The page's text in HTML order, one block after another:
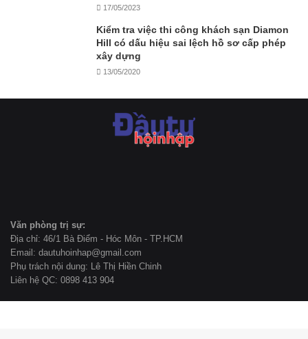
17/05/2023
Kiểm tra việc thi công khách sạn Diamon
Hill có dấu hiệu sai lệch hồ sơ cấp phép
xây dựng
13/05/2020
Văn phòng trị sự:
Địa chỉ: 46/1 Bà Điểm - Hóc Môn - TP.HCM
Email: dautuhoinhap@gmail.com
Phụ trách nội dung: Lê Thị Hiền Chinh
Liên hệ QC: 0898 413 904